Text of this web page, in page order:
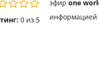
0из 5
эфир one
информацией